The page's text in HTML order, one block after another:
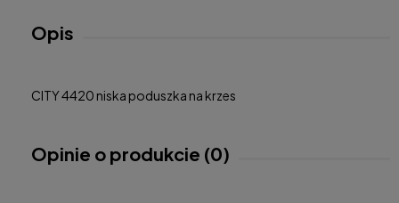
Opis
CITY 4420 niska poduszka na krzes
Opinie o produkcie (0)